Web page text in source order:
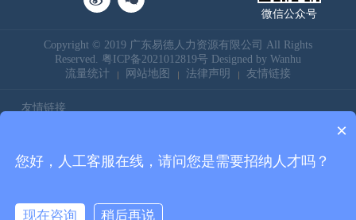
微信公众号
Copyright © 2019 广东易德人力资源有限公司 All Rights
Reserved. 粤ICP备2021012819号 Designed by Wanhu
流量统计
网站地图 法律声明 友情链接
友情链接
广州易德猎头
中山易德猎头
广州高新认证
×
您好，人工客服在线，请问您是需要招纳人才吗？
现在咨询 稍后再说